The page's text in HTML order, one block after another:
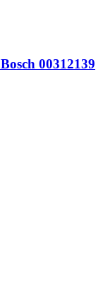
Bosch 00312139